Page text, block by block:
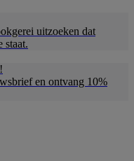
uitzoeken dat
staat.
en ontvang 10%